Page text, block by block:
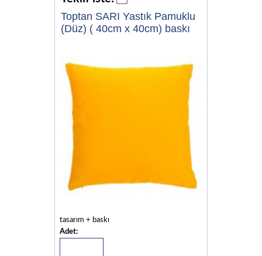
Toptan SARI Yastık Pamuklu
(Düz) ( 40cm x 40cm) baskı
tasarım + baskı
Adet: